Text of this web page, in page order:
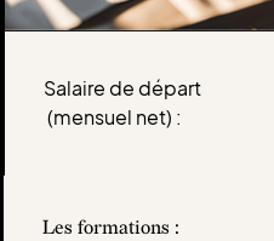
Les formations :
Salaire de départ
(mensuel net) :